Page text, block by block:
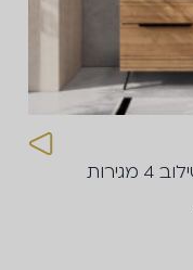
הסט כולל ארון עומד בשילוב 4 מגירות